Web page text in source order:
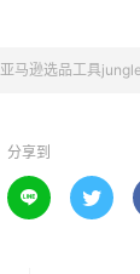
亚马逊选品工具
分享到
 